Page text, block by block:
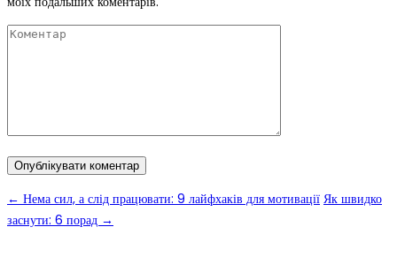
← Нема сил, а слід працювати: 9 лайфхаків для мотивації Як швидко
заснути: 6 порад →